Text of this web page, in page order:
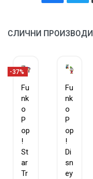
СЛИЧНИ ПРОИЗВОДИ
-37%
Fu
nk
o
P
op
!
St
ar
Tr
Fu
nk
o
P
op
!
Di
sn
ey